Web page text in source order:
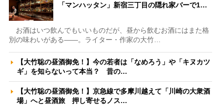
「マンハッタン」新宿三丁目の隠れ家バーで1…
お酒はいつ飲んでもいいものだが、昼から飲むお酒にはまた格
別の味わいがある――。ライター・作家の大竹…
【大竹聡の昼酒御免！】今の若者は「なめろう」や「キヌカツ
ギ」を知らないって本当？ 昔の…
【大竹聡の昼酒御免！】京急線で多摩川越えて「川崎の大衆酒
場」へと昼酒旅 押し寄せるノス…